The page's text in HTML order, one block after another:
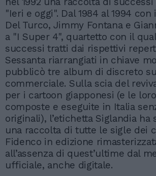
"Ieri e oggi". Dal 1984 al 1994
Del Turco, Jimmy Fontana e
a "I Super 4", quartetto con il
successi tratti dai rispettivi
Sessanta riarrangiati in chiave
pubblicò tre album di discreto
commerciale. Sulla scia del
per i cartoon giapponesi (e le
composte e eseguite in Italia
originali), l’etichetta Siglandia ha
una raccolta di tutte le sigle dei
Fidenco in edizione
all’assenza di quest’ultime dal
ufficiale, anche digitale.